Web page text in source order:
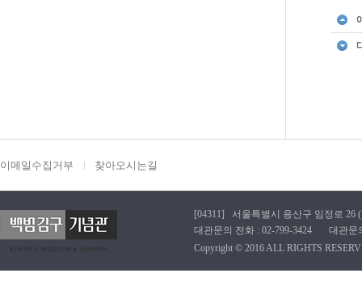
이메일수집거부 찾아오시는길
[04311] 서울특별시 용산구 임정로
대관문의 전화 : 02-799-3424 대관문
Copyright © 2016 ALL RIGHTS